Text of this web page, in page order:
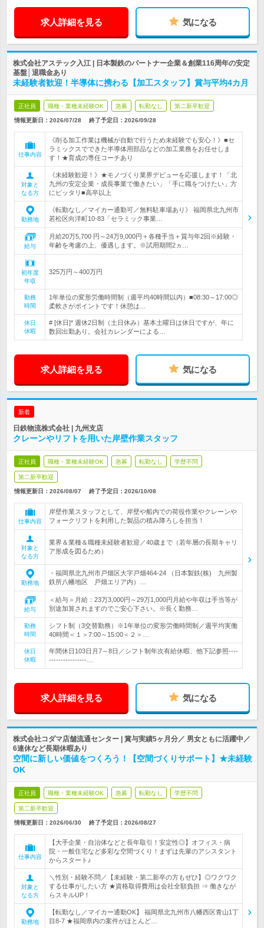
求人詳細を見る 気になる
株式会社アステック入江 | 日本製鉄のパートナー企業＆創業116周年の安定
基盤│退職金あり
未経験者歓迎！半導体に携わる【加工スタッフ】賞与平均4カ月
正社員 職種・業種未経験OK 急募 転勤なし 第二新卒歓迎
情報更新日：2026/07/28 終了予定日： 2026/09/28
仕事内容
《削る加工作業は機械が自動で行うため未経験でも安心！》■セ
ラミックスでできた半導体用部品などの加工業務をお任せしま
す！★育成の専任コーチあり
対象と
なる方
《未経験歓迎！》★モノづくり業界デビューを応援します！「北
九州の安定企業・成長事業で働きたい」「手に職をつけたい」方
にピッタリ■高卒以上
勤務地
《転勤なし／マイカー通勤可／無料駐車場あり》 福岡県北九州市
若松区向洋町10-83「セラミック事業…
給与
月給20万5,700 円～24万9,000円＋各種手当＋賞与年2回※経験・
年齢を考慮の上、優遇します。※試用期間2ヵ…
初年度
年収
325万円～400万円
勤務
時間
1年単位の変形労働時間制（週平均40時間以内）■08:30～17:00◎
柔軟さがポイントです！休憩は…
休日
休暇
# [休日]* 週休2日制（土日休み）基本土曜日は休日ですが、年に
数回出勤あり。会社カレンダーによる…
求人詳細を見る 気になる
新着
日鉄物流株式会社 | 九州支店
クレーンやリフトを用いた岸壁作業スタッフ
正社員 職種・業種未経験OK 急募 転勤なし 学歴不問
第二新卒歓迎
情報更新日：2026/08/07 終了予定日： 2026/10/08
仕事内容
岸壁作業スタッフとして、岸壁や船内での荷役作業やクレーンや
フォークリフトを利用した製品の積み降ろしを担当！
対象と
なる方
業界＆業種＆職種未経験者歓迎／40歳まで（若年層の長期キャリ
ア形成を図るため）
勤務地
・福岡県北九州市戸畑区大字戸畑464-24 （日本製鉄(株) 九州製
鉄所八幡地区 戸畑エリア内）…
給与
＜給与＞月給：23万3,000円～29万1,000円月給や年収は手当等が
別途加算されますのでご安心下さい。※長く勤務…
勤務
時間
シフト制（3交替勤務）※1年単位の変形労働時間制／週平均実働
40時間＜１＞7:00～15:00＜２＞…
休日
休暇
年間休日103日月7～8日／シフト制年次有給休暇、他下記参照----
----------------…
求人詳細を見る 気になる
株式会社コダマ店舗流通センター | 賞与実績5ヶ月分／ 男女ともに活躍中／
6連休など長期休暇あり
空間に新しい価値をつくろう！【空間づくりサポート】★未経験
OK
正社員 職種・業種未経験OK 急募 転勤なし 学歴不問
第二新卒歓迎
情報更新日：2026/06/30 終了予定日： 2026/08/27
仕事内容
【大手企業・自治体などと長年取引！安定性◎】オフィス・病
院・一般住宅など多彩な空間づくり！まずは先輩のアシスタント
からスタート♪
対象と
なる方
＼性別・経験不問／【未経験・第二新卒の方もぜひ】◎ワクワク
する仕事がしたい方 ★資格取得費用は会社全額負担 ⇒ 働きなが
らスキルUP！
勤務地
【転勤なし／マイカー通勤OK】 福岡県北九州市八幡西区青山1丁
目8-7 ★福岡県内の案件がほとんど…